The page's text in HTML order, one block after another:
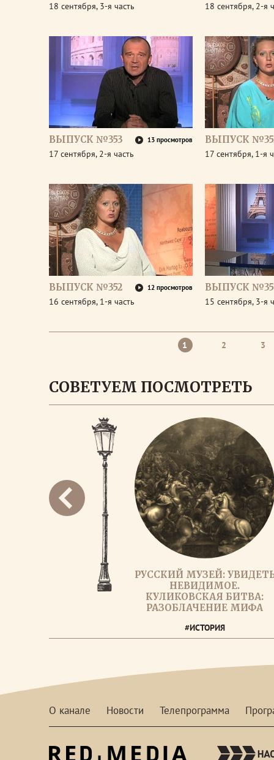
18 сентября, 3-я часть 18 сентября, 2-я
ВЫПУСК №353 13 просмотров
17 сентября, 2-я часть
ВЫПУСК
17 сентября, 1-я
ВЫПУСК №352 12 просмотров
16 сентября, 1-я часть
ВЫПУСК
15 сентября, 3-я
1 2 3
СОВЕТУЕМ ПОСМОТРЕТЬ
РУССКИЙ МУЗЕЙ:
НЕВИДИМОЕ.
КУЛИКОВСКАЯ БИТВА:
РАЗОБЛАЧЕНИЕ МИФА
#ИСТОРИЯ
О канале Новости Телепрограмма